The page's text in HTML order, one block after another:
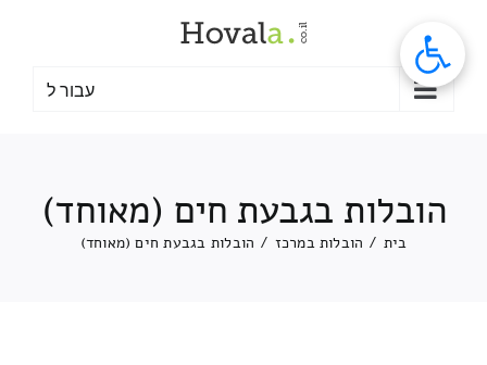
עבור ל
הובלות בגבעת חים (מאוחד)
בית / הובלות במרכז / הובלות בגבעת חים (מאוחד)